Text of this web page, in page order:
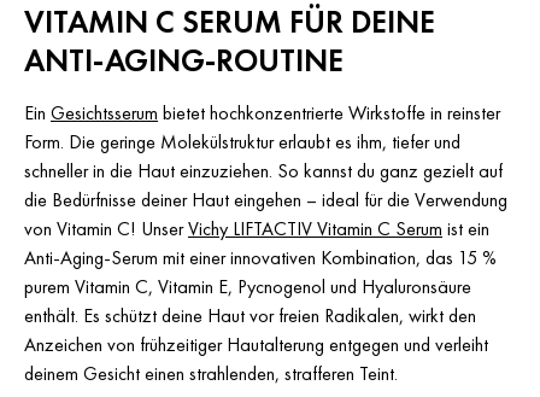
VITAMIN C SERUM FÜR DEINE
ANTI-AGING-ROUTINE
Ein Gesichtsserum bietet hochkonzentrierte Wirkstoffe in reinster
Form. Die geringe Molekülstruktur erlaubt es ihm, tiefer und
schneller in die Haut einzuziehen. So kannst du ganz gezielt auf
die Bedürfnisse deiner Haut eingehen – ideal für die Verwendung
von Vitamin C! UnserVichy LIFTACTIV Vitamin C Serum ist ein
Anti-Aging-Serum mit einer innovativen Kombination, das 15 %
purem Vitamin C, Vitamin E, Pycnogenol und Hyaluronsäure
enthält. Es schützt deine Haut vor freien Radikalen, wirkt den
Anzeichen von frühzeitiger Hautalterung entgegen und verleiht
deinem Gesicht einen strahlenden, strafferen Teint.